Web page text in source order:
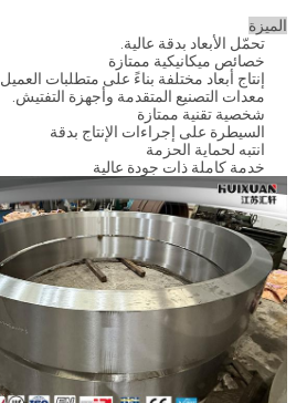
الميزة
تحمّل الأبعاد بدقة عالية.
خصائص ميكانيكية ممتازة
إنتاج أبعاد مختلفة بناءً على متطلبات العميل
معدات التصنيع المتقدمة وأجهزة التفتيش.
شخصية تقنية ممتازة
السيطرة على إجراءات الإنتاج بدقة
انتبه لحماية الحزمة
خدمة كاملة ذات جودة عالية